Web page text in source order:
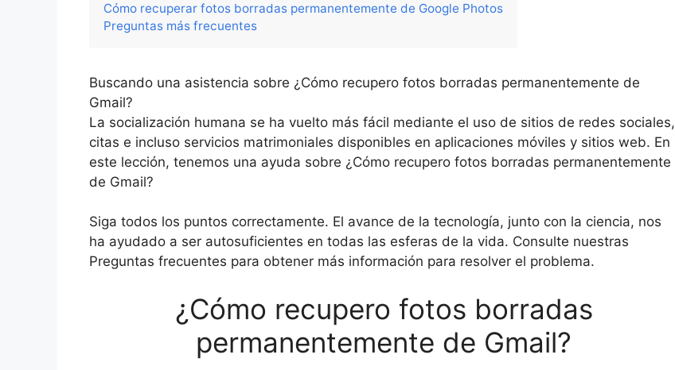
Cómo recuperar fotos borradas permanentemente de Google Photos
Preguntas más frecuentes
Buscando una asistencia sobre ¿Cómo recupero fotos borradas permanentemente de
Gmail?
La socialización humana se ha vuelto más fácil mediante el uso de sitios de redes sociales,
citas e incluso servicios matrimoniales disponibles en aplicaciones móviles y sitios web. En
este lección, tenemos una ayuda sobre ¿Cómo recupero fotos borradas permanentemente
de Gmail?
Siga todos los puntos correctamente. El avance de la tecnología, junto con la ciencia, nos
ha ayudado a ser autosuficientes en todas las esferas de la vida. Consulte nuestras
Preguntas frecuentes para obtener más información para resolver el problema.
¿Cómo recupero fotos borradas
permanentemente de Gmail?